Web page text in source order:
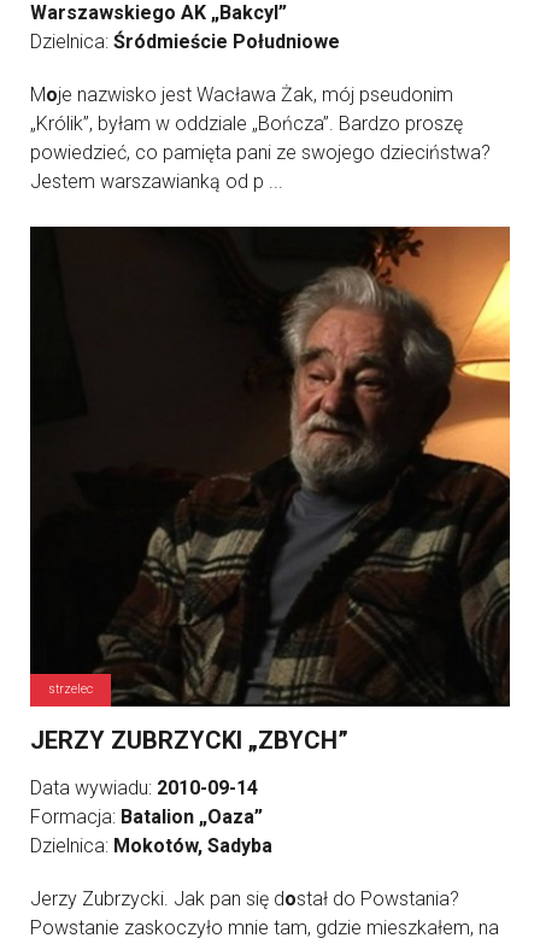
Warszawskiego AK „Bakcyl”
Dzielnica: Śródmieście Południowe
Moje nazwisko jest Wacława Żak, mój pseudonim
„Królik”, byłam w oddziale „Bończa”. Bardzo proszę
powiedzieć, co pamięta pani ze swojego dzieciństwa?
Jestem warszawianką od p ...
strzelec
JERZY ZUBRZYCKI „ZBYCH”
Data wywiadu: 2010-09-14
Formacja: Batalion „Oaza”
Dzielnica: Mokotów, Sadyba
Jerzy Zubrzycki. Jak pan się dostał do Powstania?
Powstanie zaskoczyło mnie tam, gdzie mieszkałem, na